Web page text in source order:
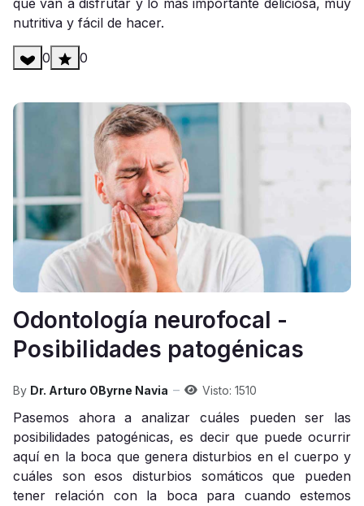
que van a disfrutar y lo más importante deliciosa, muy
nutritiva y fácil de hacer.
0 0
Odontología neurofocal -
Posibilidades patogénicas
By Dr. Arturo OByrne Navia Visto: 1510
Pasemos ahora a analizar cuáles pueden ser las
posibilidades patogénicas, es decir que puede ocurrir
aquí en la boca que genera disturbios en el cuerpo y
cuáles son esos disturbios somáticos que pueden
tener relación con la boca para cuando estemos